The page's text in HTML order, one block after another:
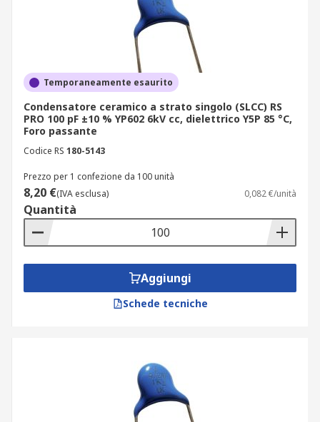
Temporaneamente esaurito
Condensatore ceramico a strato singolo (SLCC) RS
PRO 100 pF ±10 % YP602 6kV cc, dielettrico Y5P 85 °C,
Foro passante
Codice RS 180-5143
Prezzo per 1 confezione da 100 unità
8,20 €(IVA esclusa) 0,082 €/unità
Quantità
Aggiungi
Schede tecniche